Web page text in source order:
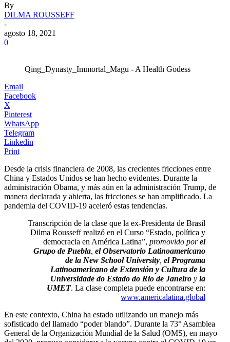
By
DILMA ROUSSEFF
-
agosto 18, 2021
0
Qing_Dynasty_Immortal_Magu - A Health Godess
Email
Facebook
X
Pinterest
WhatsApp
Telegram
Linkedin
Print
Desde la crisis financiera de 2008, las crecientes fricciones entre
China y Estados Unidos se han hecho evidentes. Durante la
administración Obama, y más aún en la administración Trump, de
manera declarada y abierta, las fricciones se han amplificado. La
pandemia del COVID-19 aceleró estas tendencias.
Transcripción de la clase que la ex-Presidenta de Brasil
Dilma Rousseff realizó en el Curso “Estado, política y
democracia en América Latina”, promovido porel
Grupo de Puebla el Observatorio Latinoamericano
de la New School University el Programa
Latinoamericano de Extensión y Cultura de la
Universidade do Estado do Rio de Janeiro y la
UMET. La clase completa puede encontrarse en:
www.americalatina.global
En este contexto, China ha estado utilizando un manejo más
sofisticado del llamado “poder blando”. Durante la 73° Asamblea
General de la Organización Mundial de la Salud (OMS), en mayo